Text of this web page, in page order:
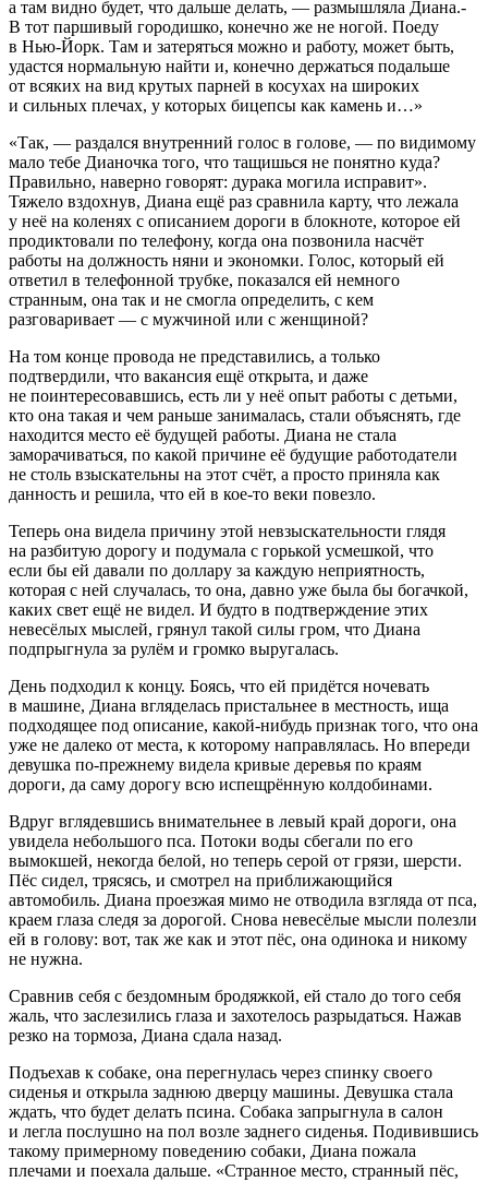
а там видно будет, что дальше делать, — размышляла Диана.-
В тот паршивый городишко, конечно же не ногой. Поеду
в Нью-Йорк. Там и затеряться можно и работу, может быть,
удастся нормальную найти и, конечно держаться подальше
от всяких на вид крутых парней в косухах на широких
и сильных плечах, у которых бицепсы как камень и…»
«Так, — раздался внутренний голос в голове, — по видимому
мало тебе Дианочка того, что тащишься не понятно куда?
Правильно, наверно говорят: дурака могила исправит».
Тяжело вздохнув, Диана ещё раз сравнила карту, что лежала
у неё на коленях с описанием дороги в блокноте, которое ей
продиктовали по телефону, когда она позвонила насчёт
работы на должность няни и экономки. Голос, который ей
ответил в телефонной трубке, показался ей немного
странным, она так и не смогла определить, с кем
разговаривает — с мужчиной или с женщиной?
На том конце провода не представились, а только
подтвердили, что вакансия ещё открыта, и даже
не поинтересовавшись, есть ли у неё опыт работы с детьми,
кто она такая и чем раньше занималась, стали объяснять, где
находится место её будущей работы. Диана не стала
заморачиваться, по какой причине её будущие работодатели
не столь взыскательны на этот счёт, а просто приняла как
данность и решила, что ей в кое-то веки повезло.
Теперь она видела причину этой невзыскательности глядя
на разбитую дорогу и подумала с горькой усмешкой, что
если бы ей давали по доллару за каждую неприятность,
которая с ней случалась, то она, давно уже была бы богачкой,
каких свет ещё не видел. И будто в подтверждение этих
невесёлых мыслей, грянул такой силы гром, что Диана
подпрыгнула за рулём и громко выругалась.
День подходил к концу. Боясь, что ей придётся ночевать
в машине, Диана вгляделась пристальнее в местность, ища
подходящее под описание, какой-нибудь признак того, что она
уже не далеко от места, к которому направлялась. Но впереди
девушка по-прежнему видела кривые деревья по краям
дороги, да саму дорогу всю испещрённую колдобинами.
Вдруг вглядевшись внимательнее в левый край дороги, она
увидела небольшого пса. Потоки воды сбегали по его
вымокшей, некогда белой, но теперь серой от грязи, шерсти.
Пёс сидел, трясясь, и смотрел на приближающийся
автомобиль. Диана проезжая мимо не отводила взгляда от пса,
краем глаза следя за дорогой. Снова невесёлые мысли полезли
ей в голову: вот, так же как и этот пёс, она одинока и никому
не нужна.
Сравнив себя с бездомным бродяжкой, ей стало до того себя
жаль, что заслезились глаза и захотелось разрыдаться. Нажав
резко на тормоза, Диана сдала назад.
Подъехав к собаке, она перегнулась через спинку своего
сиденья и открыла заднюю дверцу машины. Девушка стала
ждать, что будет делать псина. Собака запрыгнула в салон
и легла послушно на пол возле заднего сиденья. Подивившись
такому примерному поведению собаки, Диана пожала
плечами и поехала дальше. «Странное место, странный пёс,